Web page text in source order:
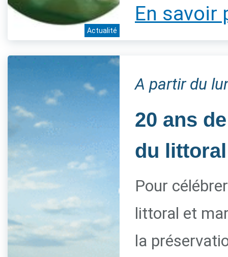
Actualité
En savoir
A partir du
20 ans
du littoral
Pour
littoral et
la